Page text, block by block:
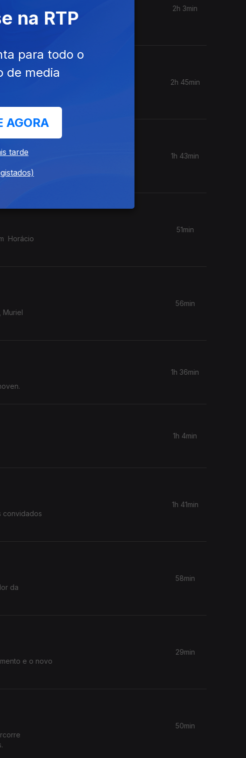
2h 3min
2h 45min
de
1h 43min
Horácio
51min
Muriel
56min
1h 36min
1h 4min
convidados
1h 41min
da
58min
e o novo
29min
50min
na RTP
para todo o
de media
AGORA
tarde